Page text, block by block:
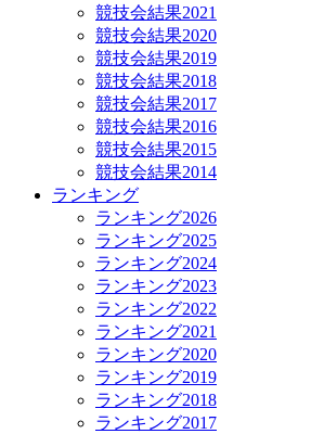
競技会結果2021
競技会結果2020
競技会結果2019
競技会結果2018
競技会結果2017
競技会結果2016
競技会結果2015
競技会結果2014
ランキング
ランキング2026
ランキング2025
ランキング2024
ランキング2023
ランキング2022
ランキング2021
ランキング2020
ランキング2019
ランキング2018
ランキング2017